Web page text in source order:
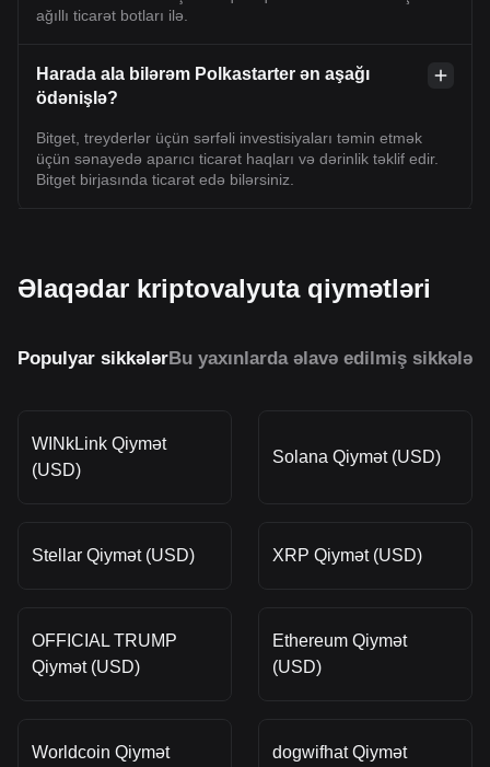
ağıllı ticarət botları ilə.
Harada ala bilərəm Polkastarter ən aşağı
ödənişlə?
Bitget, treyderlər üçün sərfəli investisiyaları təmin etmək
üçün sənayedə aparıcı ticarət haqları və dərinlik təklif edir.
Bitget birjasında ticarət edə bilərsiniz.
Əlaqədar kriptovalyuta qiymətləri
Populyar sikkələrBu yaxınlarda əlavə edilmiş sikkələr
WINkLink Qiymət
(USD)
Solana Qiymət (USD)
Stellar Qiymət (USD) XRP Qiymət (USD)
OFFICIAL TRUMP
Qiymət (USD)
Ethereum Qiymət
(USD)
Worldcoin Qiymət
dogwifhat Qiymət